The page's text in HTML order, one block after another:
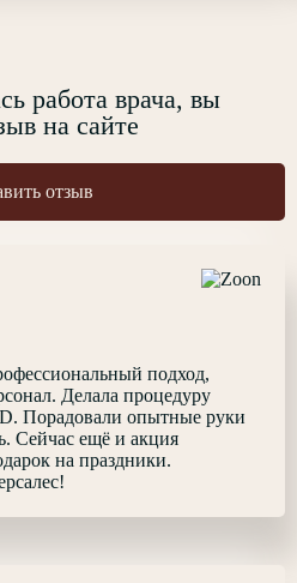
подход,
Делала процедуру
Порадовали опытные руки
Сейчас ещё и акция
на праздники.
работа врача, вы
на сайте
отзыв